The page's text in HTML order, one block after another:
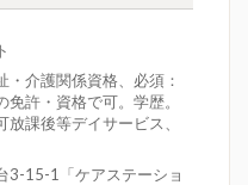
・介護関係資格、必須：
許・資格で可。学歴。
課後等デイサービス、
3-15-1「ケアステーショ